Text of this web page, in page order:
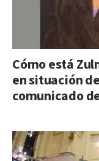
Cómo está
en situación
comunicado